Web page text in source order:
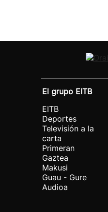
El grupo EITB
EITB
Deportes
Televisión a la
carta
Primeran
Gaztea
Makusi
Guau - Gure
Audioa